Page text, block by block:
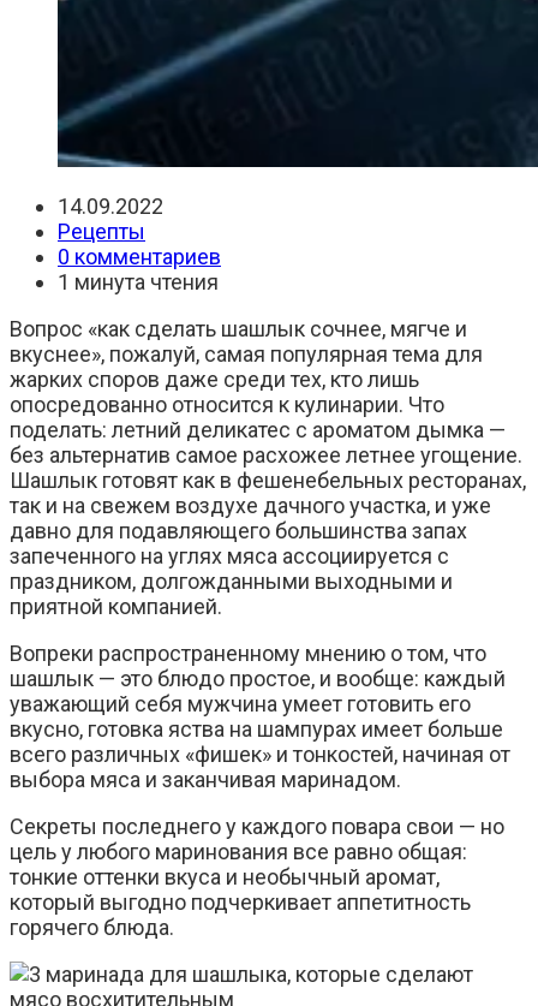
Запись
опубликована:
14.09.2022
Рубрика
записи:
Рецепты
Комментарии
к
0 комментариев
Время
1 минута чтения
Вопрос «как сделать шашлык сочнее, мягче и
вкуснее», пожалуй, самая популярная тема для
жарких споров даже среди тех, кто лишь
опосредованно относится к кулинарии. Что
поделать: летний деликатес с ароматом дымка —
без альтернатив самое расхожее летнее угощение.
Шашлык готовят как в фешенебельных ресторанах,
так и на свежем воздухе дачного участка, и уже
давно для подавляющего большинства запах
запеченного на углях мяса ассоциируется с
праздником, долгожданными выходными и
приятной компанией.
Вопреки распространенному мнению о том, что
шашлык — это блюдо простое, и вообще: каждый
уважающий себя мужчина умеет готовить его
вкусно, готовка яства на шампурах имеет больше
всего различных «фишек» и тонкостей, начиная от
выбора мяса и заканчивая маринадом.
Секреты последнего у каждого повара свои — но
цель у любого маринования все равно общая:
тонкие оттенки вкуса и необычный аромат,
который выгодно подчеркивает аппетитность
горячего блюда.